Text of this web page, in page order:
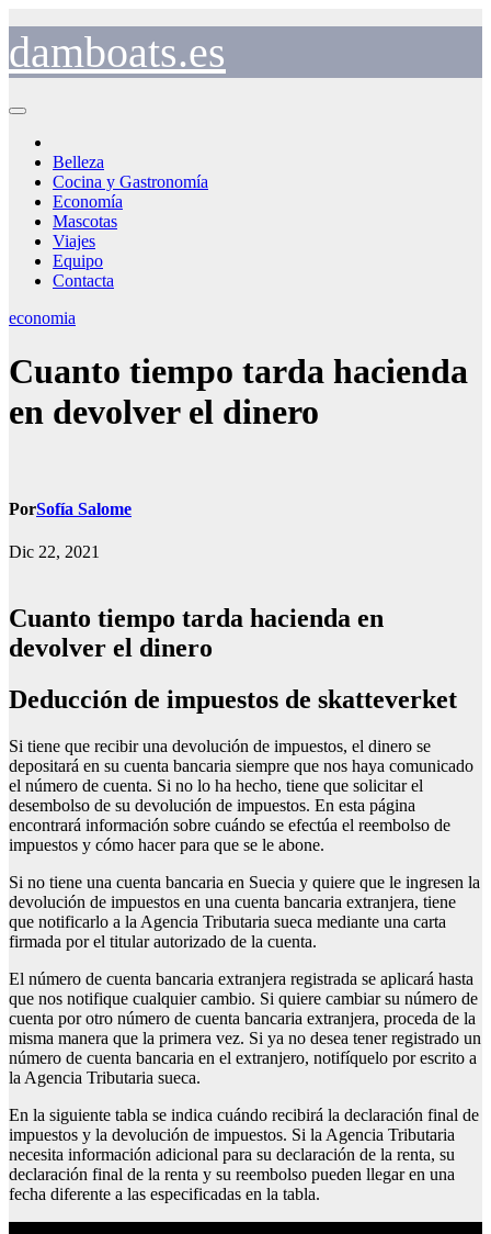
contenido
damboats.es
Belleza
Cocina y Gastronomía
Economía
Mascotas
Viajes
Equipo
Contacta
economia
Cuanto tiempo tarda hacienda
en devolver el dinero
PorSofía Salome
Dic 22, 2021
Cuanto tiempo tarda hacienda en
devolver el dinero
Deducción de impuestos de skatteverket
Si tiene que recibir una devolución de impuestos, el dinero se
depositará en su cuenta bancaria siempre que nos haya comunicado
el número de cuenta. Si no lo ha hecho, tiene que solicitar el
desembolso de su devolución de impuestos. En esta página
encontrará información sobre cuándo se efectúa el reembolso de
impuestos y cómo hacer para que se le abone.
Si no tiene una cuenta bancaria en Suecia y quiere que le ingresen la
devolución de impuestos en una cuenta bancaria extranjera, tiene
que notificarlo a la Agencia Tributaria sueca mediante una carta
firmada por el titular autorizado de la cuenta.
El número de cuenta bancaria extranjera registrada se aplicará hasta
que nos notifique cualquier cambio. Si quiere cambiar su número de
cuenta por otro número de cuenta bancaria extranjera, proceda de la
misma manera que la primera vez. Si ya no desea tener registrado un
número de cuenta bancaria en el extranjero, notifíquelo por escrito a
la Agencia Tributaria sueca.
En la siguiente tabla se indica cuándo recibirá la declaración final de
impuestos y la devolución de impuestos. Si la Agencia Tributaria
necesita información adicional para su declaración de la renta, su
declaración final de la renta y su reembolso pueden llegar en una
fecha diferente a las especificadas en la tabla.